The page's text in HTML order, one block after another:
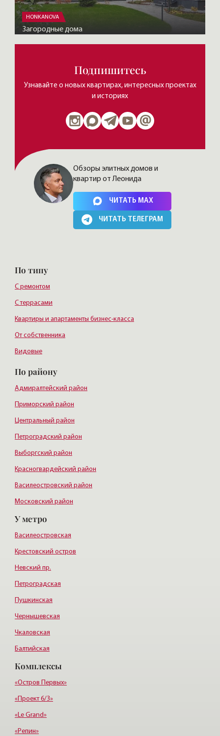
HONKANOVA
Загородные дома
Подпишитесь
Узнавайте о новых квартирах, интересных проектах
и историях
Нажимая на кнопку, Вы соглашаетесь cполитикой сайта
Обзоры элитных домов и
квартир от Леонида
ЧИТАТЬ MAX
ЧИТАТЬ ТЕЛЕГРАМ
По типу
С ремонтом
С террасами
Квартиры и апартаменты бизнес-класса
От собственника
Видовые
По району
Адмиралтейский район
Приморский район
Центральный район
Петроградский район
Выборгский район
Красногвардейский район
Василеостровский район
Московский район
Курортный район
У метро
Василеостровская
Крестовский остров
Невский пр.
Петроградская
Пушкинская
Чернышевская
Чкаловская
Балтийская
Старая деревня
Удельная
Комплексы
«Остров Первых»
«Проект 6/3»
«Le Grand»
«Репин»